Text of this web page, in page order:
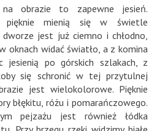
obrazie to zapewne jesień.
pięknie mienią się w świetle
dworze jest już ciemno i chłodno,
oknach widać światło, a z komina
jesienią po górskich szlakach, z
się schronić w tej przytulnej
jest wielokolorowe. Pięknie
błękitu, różu i pomarańczowego.
pejzażu jest również łódka